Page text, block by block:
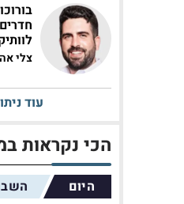
צלי
עוד
הכי נקראות
היום